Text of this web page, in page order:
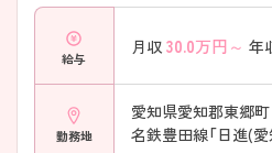
給与
月収 30.0万円～ 年
勤務地
愛知県愛知郡東郷町
名鉄豊田線「日進(